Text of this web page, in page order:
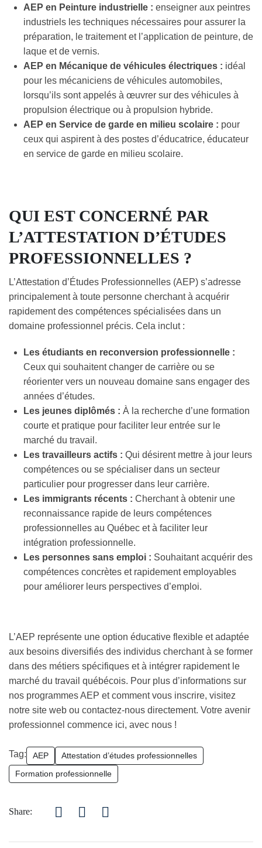
AEP en Peinture industrielle : enseigner aux peintres
industriels les techniques nécessaires pour assurer la
préparation, le traitement et l’application de peinture, de
laque et de vernis.
AEP en Mécanique de véhicules électriques : idéal
pour les mécaniciens de véhicules automobiles,
lorsqu’ils sont appelés à œuvrer sur des véhicules à
propulsion électrique ou à propulsion hybride.
AEP en Service de garde en milieu scolaire : pour
ceux qui aspirent à des postes d’éducatrice, éducateur
en service de garde en milieu scolaire.
QUI EST CONCERNÉ PAR
L’ATTESTATION D’ÉTUDES
PROFESSIONNELLES ?
L’Attestation d’Études Professionnelles (AEP) s’adresse
principalement à toute personne cherchant à acquérir
rapidement des compétences spécialisées dans un
domaine professionnel précis. Cela inclut :
Les étudiants en reconversion professionnelle :
Ceux qui souhaitent changer de carrière ou se
réorienter vers un nouveau domaine sans engager des
années d’études.
Les jeunes diplômés : À la recherche d’une formation
courte et pratique pour faciliter leur entrée sur le
marché du travail.
Les travailleurs actifs : Qui désirent mettre à jour leurs
compétences ou se spécialiser dans un secteur
particulier pour progresser dans leur carrière.
Les immigrants récents : Cherchant à obtenir une
reconnaissance rapide de leurs compétences
professionnelles au Québec et à faciliter leur
intégration professionnelle.
Les personnes sans emploi : Souhaitant acquérir des
compétences concrètes et rapidement employables
pour améliorer leurs perspectives d’emploi.
L’AEP représente une option éducative flexible et adaptée
aux besoins diversifiés des individus cherchant à se former
dans des métiers spécifiques et à intégrer rapidement le
marché du travail québécois. Pour plus d’informations sur
nos programmes AEP et comment vous inscrire, visitez
notre site web ou contactez-nous directement. Votre avenir
professionnel commence ici, avec nous !
Tag: AEP
Attestation d’études professionnelles
Formation professionnelle
Share: